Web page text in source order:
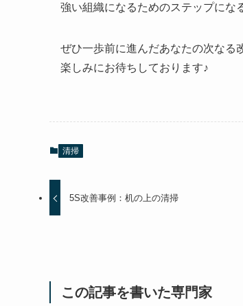
強い組織になるためのステップにな
ぜひ一歩前に進んだあなたの次なる
楽しみにお待ちしております♪
清掃
5S改善事例：机の上の清掃
この記事を書いた専門家